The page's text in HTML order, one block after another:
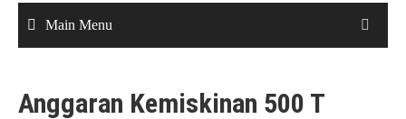
Main Menu
Anggaran Kemiskinan 500 T